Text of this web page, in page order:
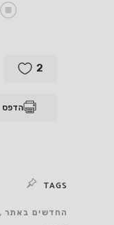
2
הדפס
TAGS
החדשים באתר